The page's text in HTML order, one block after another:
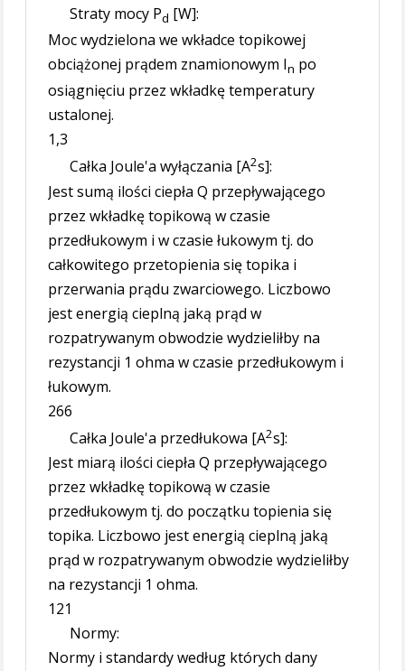
Straty mocy Pd [W]:
Moc wydzielona we wkładce topikowej
obciążonej prądem znamionowym In po
osiągnięciu przez wkładkę temperatury
ustalonej.
1,3
Całka Joule'a wyłączania [A2s]:
Jest sumą ilości ciepła Q przepływającego
przez wkładkę topikową w czasie
przedłukowym i w czasie łukowym tj. do
całkowitego przetopienia się topika i
przerwania prądu zwarciowego. Liczbowo
jest energią cieplną jaką prąd w
rozpatrywanym obwodzie wydzieliłby na
rezystancji 1 ohma w czasie przedłukowym i
łukowym.
266
Całka Joule'a przedłukowa [A2s]:
Jest miarą ilości ciepła Q przepływającego
przez wkładkę topikową w czasie
przedłukowym tj. do początku topienia się
topika. Liczbowo jest energią cieplną jaką
prąd w rozpatrywanym obwodzie wydzieliłby
na rezystancji 1 ohma.
121
Normy:
Normy i standardy według których dany